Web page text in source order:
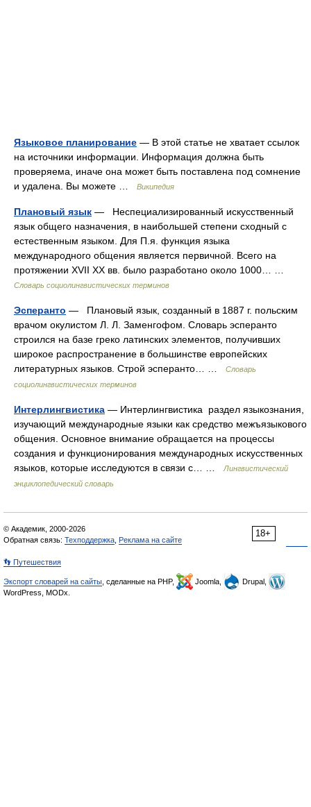
Языковое планирование — В этой статье не хватает ссылок
на источники информации. Информация должна быть
проверяема, иначе она может быть поставлена под сомнение
и удалена. Вы можете …
Википедия
Плановый язык — Неспециализированный искусственный
язык общего назначения, в наибольшей степени сходный с
естественным языком. Для П.я. функция языка
международного общения является первичной. Всего на
протяжении XVII XX вв. было разработано около 1000… …
Словарь социолингвистических терминов
Эсперанто — Плановый язык, созданный в 1887 г. польским
врачом окулистом Л. Л. Заменгофом. Словарь эсперанто
строился на базе греко латинских элементов, получивших
широкое распространение в большинстве европейских
литературных языков. Строй эсперанто… …
Словарь
социолингвистических терминов
Интерлингвистика — Интерлингвистика раздел языкознания,
изучающий международные языки как средство межъязыкового
общения. Основное внимание обращается на процессы
создания и функционирования международных искусственных
языков, которые исследуются в связи с… …
Лингвистический
энциклопедический словарь
18+
© Академик, 2000-2026
Обратная связь: Техподдержка Реклама на сайте
👣 Путешествия
Экспорт словарей на сайты , сделанные на PHP, Joomla,
Drupal,
WordPress, MODx.